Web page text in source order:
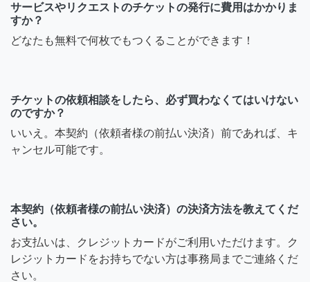
サービスやリクエストのチケットの発行に費用はかかりま
すか？
どなたも無料で何枚でもつくることができます！
チケットの依頼相談をしたら、必ず買わなくてはいけない
のですか？
いいえ。本契約（依頼者様の前払い決済）前であれば、キ
ャンセル可能です。
本契約（依頼者様の前払い決済）の決済方法を教えてくだ
さい。
お支払いは、クレジットカードがご利用いただけます。ク
レジットカードをお持ちでない方は事務局までご連絡くだ
さい。